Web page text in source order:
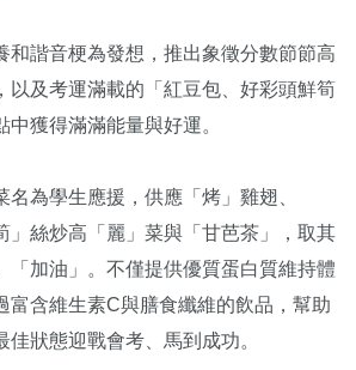
和諧音梗為發想，推出象徵分數節節高
以及考運滿載的「紅豆包、好彩頭鮮筍
獲得滿滿能量與好運。
名為學生應援，供應「烤」雞翅、
」絲炒高「麗」菜與「甘芭茶」，取其
「加油」。不僅提供優質蛋白質維持體
富含維生素C與膳食纖維的飲品，幫助
狀態迎戰會考、馬到成功。